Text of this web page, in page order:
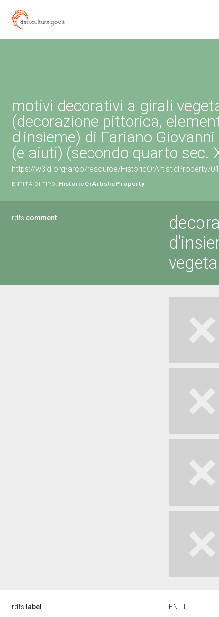
motivi decorativi a girali
(decorazione pittorica,
d'insieme) di Fariano
(e aiuti) (secondo quarto sec.
https://w3id.org/arco/resource/HistoricOrArtisticProperty/
ENTITÀ DI TIPO: HistoricOrArtisticProperty
rdfs:comment
rdfs: label EN IT